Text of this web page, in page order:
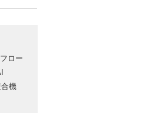
ロー
機